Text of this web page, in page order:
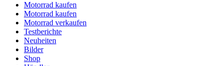
Motorrad kaufen
Motorrad kaufen
Motorrad verkaufen
Testberichte
Neuheiten
Bilder
Shop